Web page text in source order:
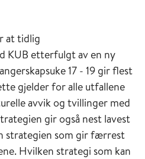
at tidlig
KUB etterfulgt av en ny
17 - 19 gir flest
gjelder for alle utfallene
avvik og tvillinger med
gir også nest lavest
strategien som gir færrest
Hvilken strategi som kan